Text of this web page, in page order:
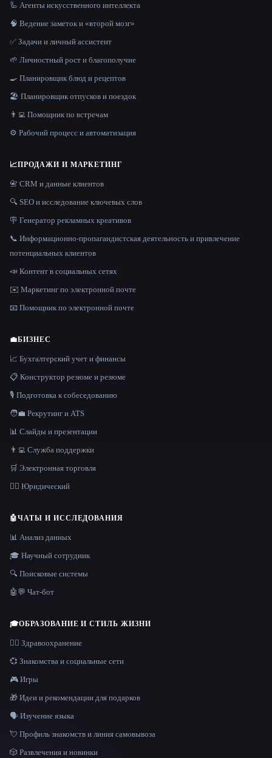
🦾 Агенты искусственного интеллекта
🧠 Ведение заметок и «второй мозг»
✅ Задачи и личный ассистент
🌱 Личностный рост и благополучие
🍳 Планировщик блюд и рецептов
🏖 Планировщик отпусков и поездок
👨‍💻 Помощник по встречам
⚙️ Рабочий процесс и автоматизация
📈ПРОДАЖИ И МАРКЕТИНГ
📇 CRM и данные клиентов
🔍 SEO и исследование ключевых слов
🪧 Генератор рекламных креативов
📞 Информационно-пропагандистская деятельность и привлечение
потенциальных клиентов
📣 Контент в социальных сетях
✉️ Маркетинг по электронной почте
📧 Помощник по электронной почте
💼БИЗНЕС
📈 Бухгалтерский учет и финансы
📋 Конструктор резюме и резюме
🎙️ Подготовка к собеседованию
🧑‍💼 Рекрутинг и ATS
📊 Слайды и презентации
👨‍💻 Служба поддержки
🛒 Электронная торговля
👩‍⚖️ Юридический
🤖ЧАТЫ И ИССЛЕДОВАНИЯ
📊 Анализ данных
🎓 Научный сотрудник
🔍 Поисковые системы
🤖💬 Чат-бот
🎓ОБРАЗОВАНИЕ И СТИЛЬ ЖИЗНИ
👩‍⚕️ Здравоохранение
💞 Знакомства и социальные сети
🎮 Игры
🎁 Идеи и рекомендации для подарков
🗣️ Изучение языка
💘 Профиль знакомств и линия самовывоза
🎲 Развлечения и новинки